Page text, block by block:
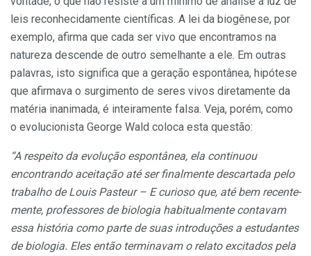
leis reconhecidamente científicas. A lei da biogênese, por
exemplo, afirma que cada ser vivo que encontramos na
natureza descende de outro seme­lhante a ele. Em outras
palavras, isto significa que a geração espontânea, hi­pótese
que afirmava o surgimento de seres vivos diretamente da
matéria ina­nimada, é inteiramente falsa. Veja, po­rém, como
o evolucionista George Wald coloca esta questão:
“A respeito da evolução espon­tânea, ela continuou
encontrando aceitação até ser finalmente descar­tada pelo
trabalho de Louis Pasteur – E curioso que, até bem recente­
mente, professores de biologia ha­bitualmente contavam
essa histó­ria como parte de suas introduções a estudantes
de biologia. Eles en­tão terminavam o relato excitados pela